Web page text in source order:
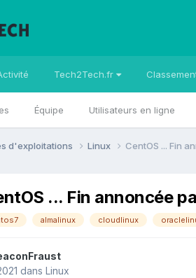
Équipe Utilisateurs en ligne
Tech2Tech.fr
d'exploitations Linux CentOS ... Fin
... Fin annoncée
almalinux cloudlinux
dans Linux